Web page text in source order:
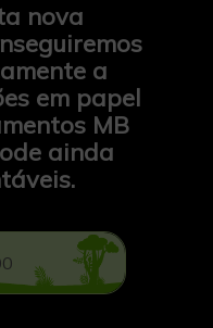
nova
a
em papel
MB
ainda
0